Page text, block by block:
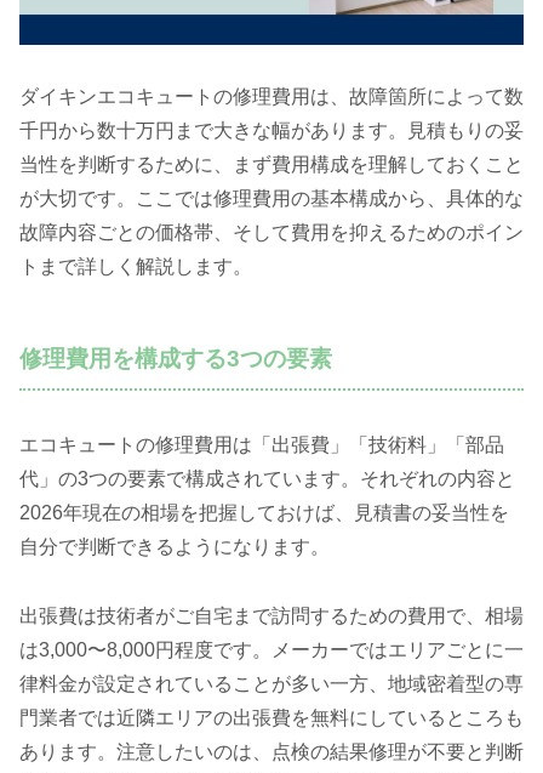
ダイキンエコキュートの修理費用は、故障箇所によって数
千円から数十万円まで大きな幅があります。見積もりの妥
当性を判断するために、まず費用構成を理解しておくこと
が大切です。ここでは修理費用の基本構成から、具体的な
故障内容ごとの価格帯、そして費用を抑えるためのポイン
トまで詳しく解説します。
修理費用を構成する3つの要素
エコキュートの修理費用は「出張費」「技術料」「部品
代」の3つの要素で構成されています。それぞれの内容と
2026年現在の相場を把握しておけば、見積書の妥当性を
自分で判断できるようになります。
出張費は技術者がご自宅まで訪問するための費用で、相場
は3,000〜8,000円程度です。メーカーではエリアごとに一
律料金が設定されていることが多い一方、地域密着型の専
門業者では近隣エリアの出張費を無料にしているところも
あります。注意したいのは、点検の結果修理が不要と判断